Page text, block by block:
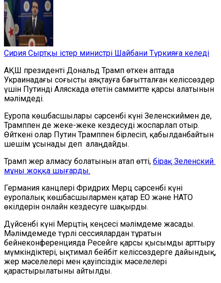
Сирия Сыртқы істер министрі Шайбани Түркияға келеді
АҚШ президенті Дональд Трамп өткен аптада
Украинадағы соғысты аяқтауға бағытталған келіссөздер
үшін Путинді Аляскада өтетін саммитте қарсы алатынын
мәлімдеді.
Еуропа көшбасшылары сәрсенбі күні Зеленскиймен де,
Трамппен де жеке-жеке кездесуді жоспарлап отыр.
Өйткені олар Путин Трамппен бірлесіп, қабылданбайтын
шешім ұсынады деп алаңдайды.
Трамп жер алмасу болатынын атап өтті, бірақ Зеленский
мұны жоққа шығарды.
Германия канцлері Фридрих Мерц сәрсенбі күні
еуропалық көшбасшылармен қатар ЕО және НАТО
өкілдерін онлайн кездесуге шақырды.
Дүйсенбі күні Мерцтің кеңсесі мәлімдеме жасады.
Мәлімдемеде түрлі сессиялардан тұратын
бейнеконференцияда Ресейге қарсы қысымды арттыру
мүмкіндіктері, ықтимал бейбіт келіссөздерге дайындық,
жер мәселелері мен қауіпсіздік мәселелері
қарастырылатыны айтылды.